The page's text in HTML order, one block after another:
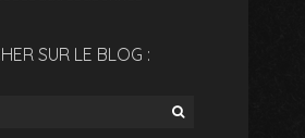
SUR LE BLOG :